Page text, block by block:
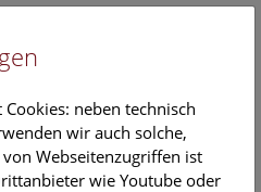
EN
neben technisch
wir auch solche,
Webseitenzugriffen ist
wie Youtube oder